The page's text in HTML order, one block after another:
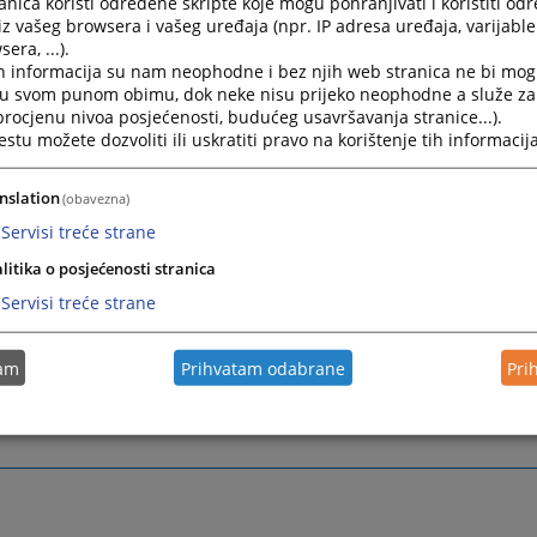
saradnju (Sida) i UNICEF BiH.
aktivnosti projekta jeste izrada vodiča za djecu, mlade i
i dostupnim uslugama za djecu svjedoke u toku krivičnog
prvim vodičima takve vrste u BiH koji su usklađeni sa
i prava svjedoka u krivičnim postupcima gdje se
materijali
nemamo objavljenih promotivnih materijala.
vašeg browsera i vašeg uređaja (npr. IP adresa uređaja,
...).
informacija su nam neophodne i bez njih web stranica ne bi
svom punom obimu, dok neke nisu prijeko neophodne a služe
nivoa posjećenosti, budućeg usavršavanja stranice...).
možete dozvoliti ili uskratiti pravo na korištenje tih
(obavezna)
Servisi treće strane
o posjećenosti stranica
Servisi treće strane
Prihvatam odabrane